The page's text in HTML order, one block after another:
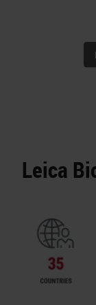
Leica